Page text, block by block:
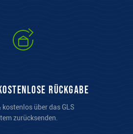
Rückgabe
kostenlos über das GLS
zurücksenden.